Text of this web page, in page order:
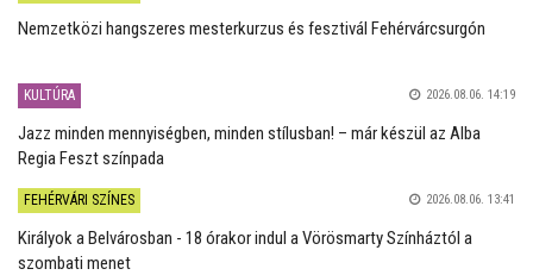
Nemzetközi hangszeres mesterkurzus és fesztivál Fehérvárcsurgón
KULTÚRA 2026.08.06. 14:19
Jazz minden mennyiségben, minden stílusban! – már készül az Alba
Regia Feszt színpada
FEHÉRVÁRI SZÍNES 2026.08.06. 13:41
Királyok a Belvárosban - 18 órakor indul a Vörösmarty Színháztól a
szombati menet